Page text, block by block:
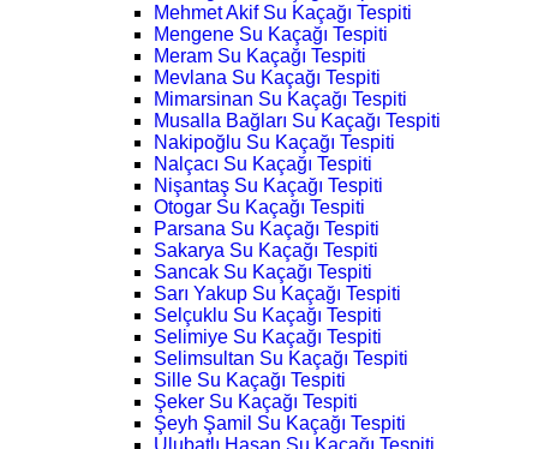
Mehmet Akif Su Kaçağı Tespiti
Mengene Su Kaçağı Tespiti
Meram Su Kaçağı Tespiti
Mevlana Su Kaçağı Tespiti
Mimarsinan Su Kaçağı Tespiti
Musalla Bağları Su Kaçağı Tespiti
Nakipoğlu Su Kaçağı Tespiti
Nalçacı Su Kaçağı Tespiti
Nişantaş Su Kaçağı Tespiti
Otogar Su Kaçağı Tespiti
Parsana Su Kaçağı Tespiti
Sakarya Su Kaçağı Tespiti
Sancak Su Kaçağı Tespiti
Sarı Yakup Su Kaçağı Tespiti
Selçuklu Su Kaçağı Tespiti
Selimiye Su Kaçağı Tespiti
Selimsultan Su Kaçağı Tespiti
Sille Su Kaçağı Tespiti
Şeker Su Kaçağı Tespiti
Şeyh Şamil Su Kaçağı Tespiti